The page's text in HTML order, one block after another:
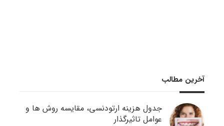
آخرین مطالب
جدول هزینه ارتودنسی، مقایسه روش ها و
عوامل تاثیرگذار